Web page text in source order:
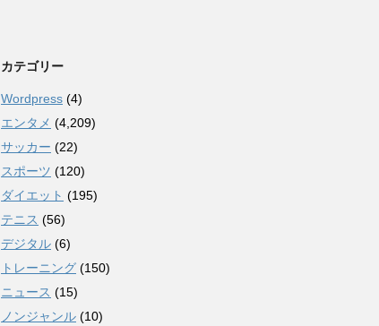
カテゴリー
Wordpress (4)
エンタメ (4,209)
サッカー (22)
スポーツ (120)
ダイエット (195)
テニス (56)
デジタル (6)
トレーニング (150)
ニュース (15)
ノンジャンル (10)